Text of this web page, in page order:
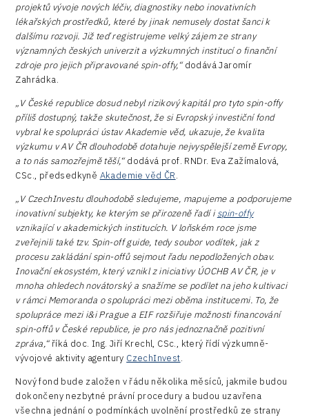
projektů vývoje nových léčiv, diagnostiky nebo inovativních
lékařských prostředků, které by jinak nemusely dostat šanci k
dalšímu rozvoji. Již teď registrujeme velký zájem ze strany
významných českých univerzit a výzkumných institucí o finanční
zdroje pro jejich připravované spin-offy,“dodává Jaromír
Zahrádka.
„V České republice dosud nebyl rizikový kapitál pro tyto spin-offy
příliš dostupný, takže skutečnost, že si Evropský investiční fond
vybral ke spolupráci ústav Akademie věd, ukazuje, že kvalita
výzkumu v AV ČR dlouhodobě dotahuje nejvyspělejší země Evropy,
a to nás samozřejmě těší,“dodává prof. RNDr. Eva Zažímalová,
CSc., předsedkyně Akademie věd ČR.
„V CzechInvestu dlouhodobě sledujeme, mapujeme a podporujeme
inovativní subjekty, ke kterým se přirozeně řadí ispin-offy
vznikající v akademických institucích. V loňském roce jsme
zveřejnili také tzv. Spin-off guide, tedy soubor vodítek, jak z
procesu zakládání spin-offů sejmout řadu nepodložených obav.
Inovační ekosystém, který vznikl z iniciativy ÚOCHB AV ČR, je v
mnoha ohledech novátorský a snažíme se podílet na jeho kultivaci
v rámci Memoranda o spolupráci mezi oběma institucemi. To, že
spolupráce mezi i&i Prague a EIF rozšiřuje možnosti financování
spin-offů v České republice, je pro nás jednoznačně pozitivní
zpráva,“říká doc. Ing. Jiří Krechl, CSc., který řídí výzkumně-
vývojové aktivity agentury CzechInvest.
Nový fond bude založen v řádu několika měsíců, jakmile budou
dokončeny nezbytné právní procedury a budou uzavřena
všechna jednání o podmínkách uvolnění prostředků ze strany